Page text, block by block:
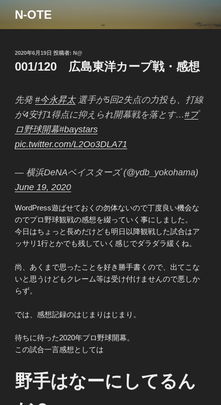
テ
N-OTE
投
稿
日:
2020年6月19日 投稿者: N@
001/120 広島東洋カープ戦・感想
先発 #今永昇太選手が5回2失点の力投も、打線
が4安打1得点に抑えられ開幕戦を落とす…#プ
ロ野球開幕#baystars
pic.twitter.com/L2Oo3DLA71
— 横浜DeNAベイスターズ (@ydb_yokohama)
June 19, 2020
WordPress遊ばせておくの勿体ないので丁度良い機会な
のでプロ野球観戦の感想を綴っていく事にしました。
今日はちょっと長めだけども明日以降観戦した試合はア
ッサリ1行とかでも残していく感じでダラダラ緩くね。
尚、あくまで思ったことを好き勝手書くので、出てこな
いと思うけどもクレーム等は受け付けませんので悪しか
らず。
では、感想記録のはじまりはじまり。
待ちに待った2020年プロ野球開幕。
この試合一言感想としては
野手はなーにしてるん